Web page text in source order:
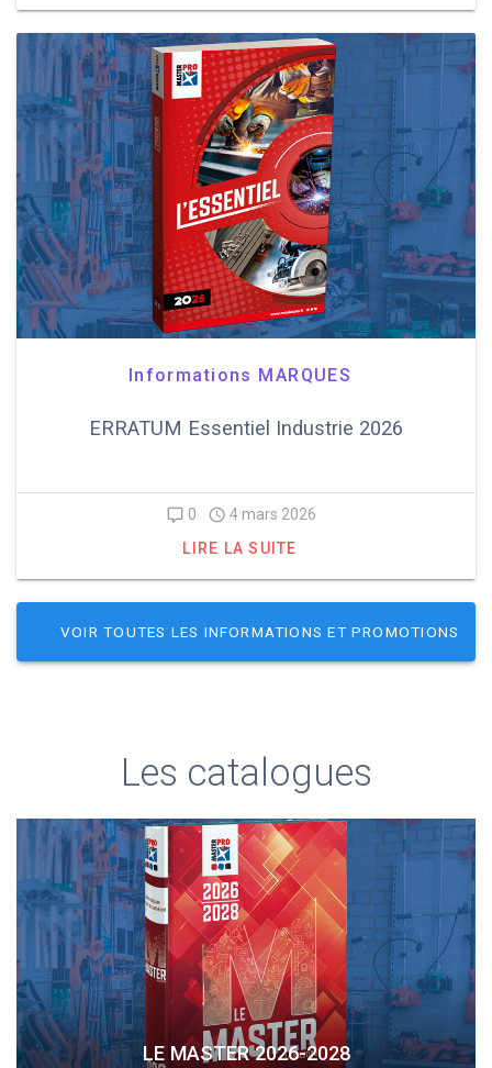
Informations MARQUES
ERRATUM Essentiel Industrie 2026
0
4 mars 2026
LIRE LA SUITE
VOIR TOUTES LES INFORMATIONS ET PROMOTIONS
Les catalogues
LE MASTER 2026-2028